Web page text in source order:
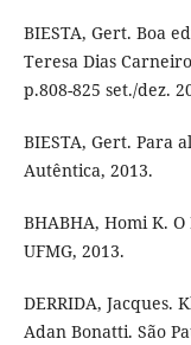
BIESTA, Gert. Boa
Teresa Dias
p.808-825 set./dez.
BIESTA, Gert. Para
Autêntica, 2013.
BHABHA, Homi K.
UFMG, 2013.
DERRIDA, Jacques.
Adan Bonatti. São